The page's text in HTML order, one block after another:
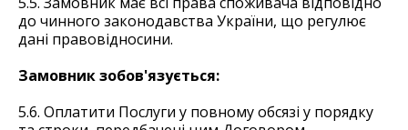
до чинного законодавства України, що регулює
дані правовідносини.
Замовник зобов'язується:
5.6. Оплатити Послуги у повному обсязі у порядку